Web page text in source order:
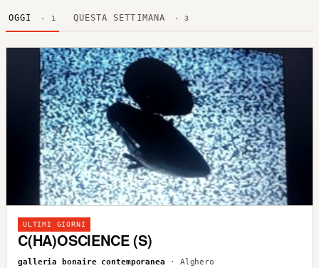
OGGI · 1 QUESTA SETTIMANA · 3
ULTIMI GIORNI
C(HA)OSCIENCE (S)
galleria bonaire contemporanea · Alghero